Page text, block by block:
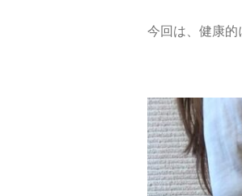
今回は、健康的